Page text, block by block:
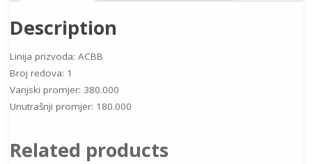
Description
Linija prizvoda: ACBB
Broj redova: 1
Vanjski promjer: 380.000
Unutrašnji promjer: 180.000
Related products